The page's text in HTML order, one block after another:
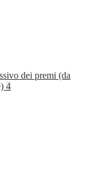
dei premi (da
4